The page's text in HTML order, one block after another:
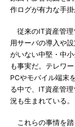
作ログが有力な手掛
従来のIT資産管理
用サーバの導入や
がいない中堅・中
も事実だ。テレワ
PCやモバイル端末
る中で、IT資産管
況も生まれている。
これらの事情を踏